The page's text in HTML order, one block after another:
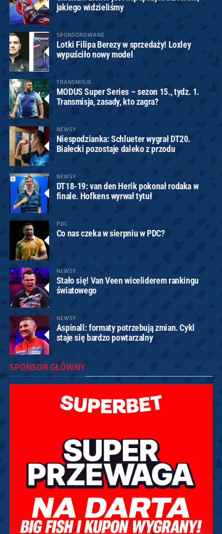
jakiego widzieliśmy
SPONSOROWANE
Lotki Filipa Berezy w sprzedaży! Loxley
wypuściło nowy model
TRANSMISJE
MODUS Super Series – sezon 15., tydz. 1.
Transmisja, zasady, kto zagra?
NEWSY
Niespodzianka: Schlueter wygrał DT20.
Białecki pozostaje daleko z przodu
NEWSY
DT18-19: van den Herik pokonał rodaka w
finale. Hofkens wyrwał tytuł
PDC
Co nas czeka w sierpniu w PDC?
NEWSY
Stało się! Van Veen wiceliderem rankingu
światowego
NEWSY
Aspinall: formaty potrzebują zmian. Cykl
staje się bardzo powtarzalny
SPONSOR GŁÓWNY